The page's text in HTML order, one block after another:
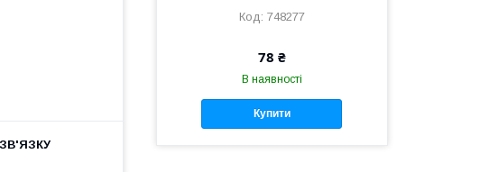
748277
78 ₴
В наявності
Купити